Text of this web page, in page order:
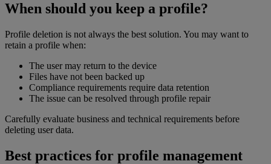
When should you keep a profile?
Profile deletion is not always the best solution. You may want to
retain a profile when:
The user may return to the device
Files have not been backed up
Compliance requirements require data retention
The issue can be resolved through profile repair
Carefully evaluate business and technical requirements before
deleting user data.
Best practices for profile management